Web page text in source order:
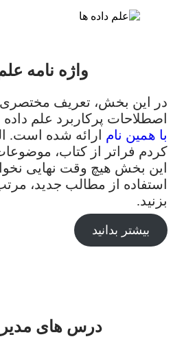
واژه نامه
در این بخش، تعریف مختصری
اصطلاحات پرکاربرد علم داده
با همین نام ارائه شده است.
کردم فراتر از کتاب،
این بخش هیچ وقت نهایی
استفاده از مطالب جدید،
بزنید.
بیشتر بدانید
درس های